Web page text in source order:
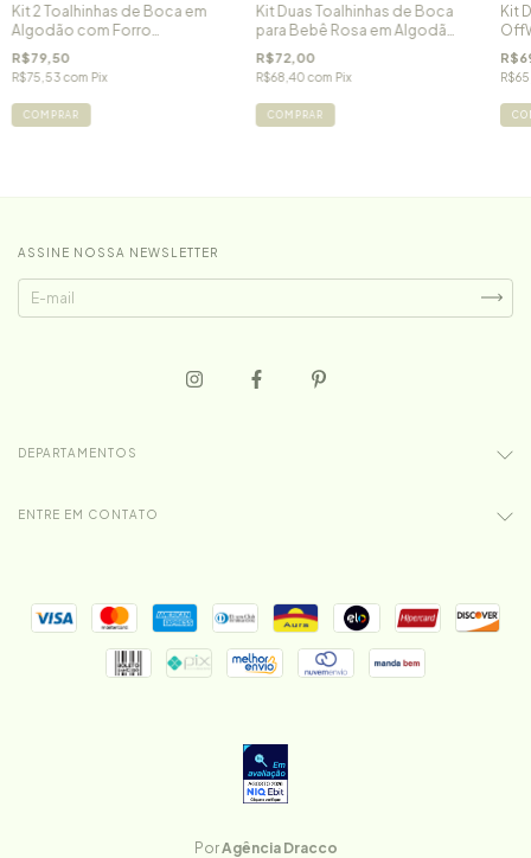
Kit 2 Toalhinhas de Boca em
Algodão com Forro
Atoalhado - Branca
R$79,50
R$75,53com Pix
COMPRAR
Kit Duas Toalhinhas de Boca
para Bebê Rosa em Algodão
Egípcio e Forro Atoalhado
Ursinha Laura
R$72,00
R$68,40com Pix
COMPRAR
Kit
ASSINE NOSSA NEWSLETTER
DEPARTAMENTOS
ENTRE EM CONTATO
PorAgência Dracco